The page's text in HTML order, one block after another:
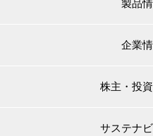
製品
小型船舶・漁船用塗料・漁網
企業
株主・投
株主・投資家情報 トップ
サステナ